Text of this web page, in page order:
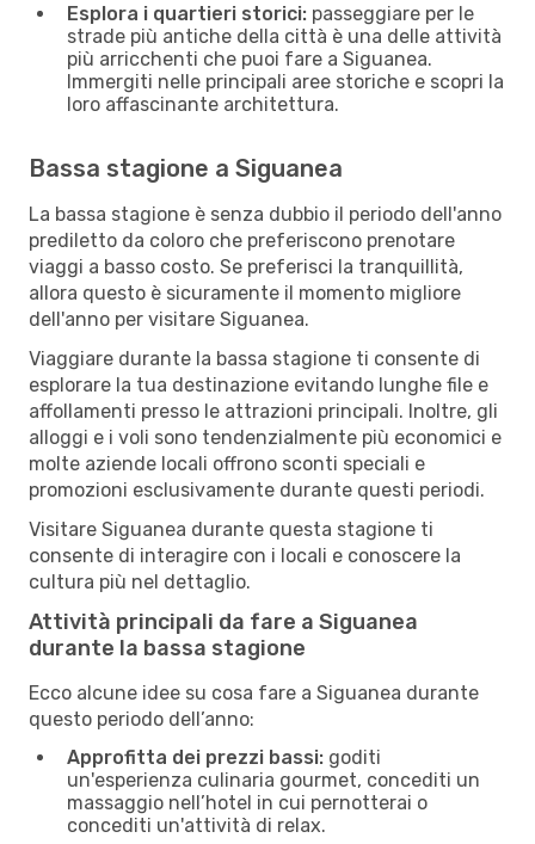
Esplora i quartieri storici: passeggiare per le
strade più antiche della città è una delle attività
più arricchenti che puoi fare a Siguanea.
Immergiti nelle principali aree storiche e scopri la
loro affascinante architettura.
Bassa stagione a Siguanea
La bassa stagione è senza dubbio il periodo dell'anno
prediletto da coloro che preferiscono prenotare
viaggi a basso costo. Se preferisci la tranquillità,
allora questo è sicuramente il momento migliore
dell'anno per visitare Siguanea.
Viaggiare durante la bassa stagione ti consente di
esplorare la tua destinazione evitando lunghe file e
affollamenti presso le attrazioni principali. Inoltre, gli
alloggi e i voli sono tendenzialmente più economici e
molte aziende locali offrono sconti speciali e
promozioni esclusivamente durante questi periodi.
Visitare Siguanea durante questa stagione ti
consente di interagire con i locali e conoscere la
cultura più nel dettaglio.
Attività principali da fare a Siguanea
durante la bassa stagione
Ecco alcune idee su cosa fare a Siguanea durante
questo periodo dell’anno:
Approfitta dei prezzi bassi: goditi
un'esperienza culinaria gourmet, concediti un
massaggio nell’hotel in cui pernotterai o
concediti un'attività di relax.